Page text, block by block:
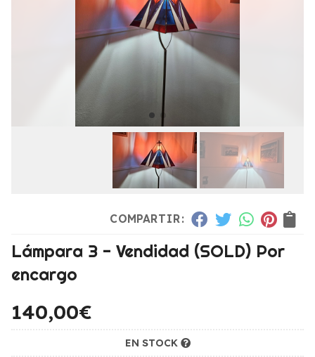
COMPARTIR:
Lámpara 3 - Vendidad (SOLD) Por
encargo
140,00€
EN STOCK